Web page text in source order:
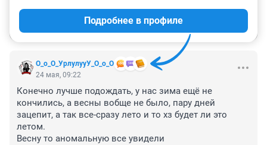
О_о_О_УрлулууУ_О_о_О
Подробнее в профиле
24 мая, 09:22
Конечно лучше подождать, у нас зима ещё не
кончились, а весны вобще не было, пару дней
зацепит, а так все-сразу лето и то хз будет ли это
летом.
Весну то аномальную все увидели